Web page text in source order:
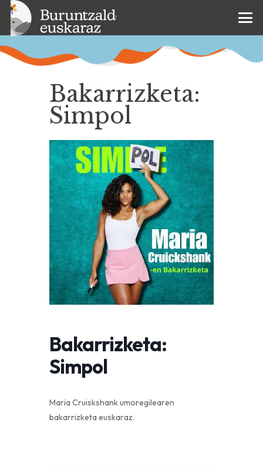
Bakarrizketa:
Simpol
Bakarrizketa:
Simpol
Maria Cruiskshank umoregilearen
bakarrizketa euskaraz.